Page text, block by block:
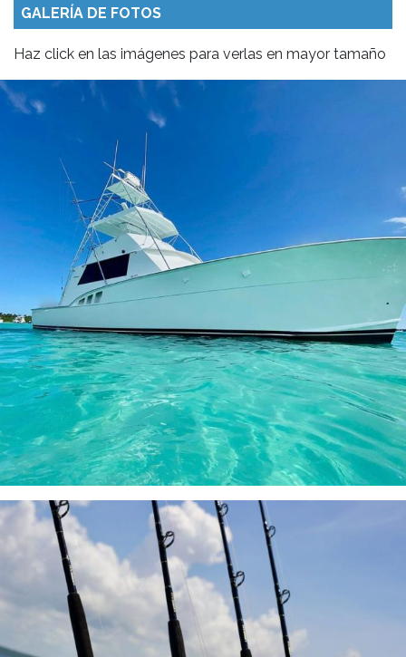
GALERÍA DE FOTOS
Haz click en las imágenes para verlas en mayor tamaño